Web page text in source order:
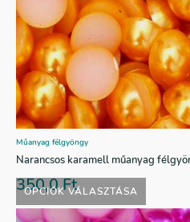
OPCIÓK VÁLASZTÁSA
Műanyag félgyöngy
Narancsos karamell műanyag
350,0Ft